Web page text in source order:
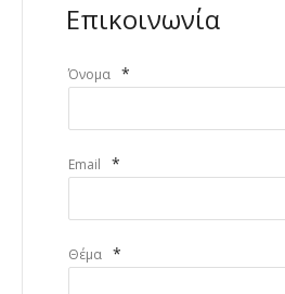
Επικοινωνία
Όνομα *
Email *
Θέμα *